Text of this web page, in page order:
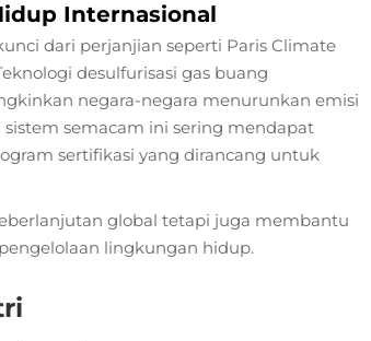
Internasional
dari perjanjian seperti Paris Climate
desulfurisasi gas buang
negara-negara menurunkan emisi
semacam ini sering mendapat
sertifikasi yang dirancang untuk
global tetapi juga membantu
lingkungan hidup.